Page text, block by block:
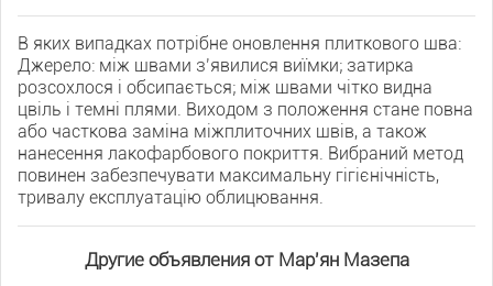
В яких випадках потрібне оновлення плиткового шва:
Джерело: між швами зʼявилися виїмки; затирка
розсохлося і обсипається; між швами чітко видна
цвіль і темні плями. Виходом з положення стане повна
або часткова заміна міжплиточних швів, а також
нанесення лакофарбового покриття. Вибраний метод
повинен забезпечувати максимальну гігієнічність,
тривалу експлуатацію облицювання.
Другие объявления от Мар'ян Мазепа